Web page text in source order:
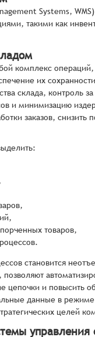
Systems,
такими как
комплекс
их
склада, контроль
и минимизацию
заказов,
товаров,
становится
цепочки и повысить
данные в
целей
управления